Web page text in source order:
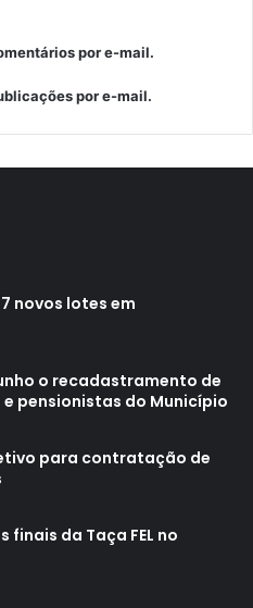
por e-mail.
por e-mail.
novos lotes em
o recadastramento de
pensionistas do Município
para contratação de
finais da Taça FEL no